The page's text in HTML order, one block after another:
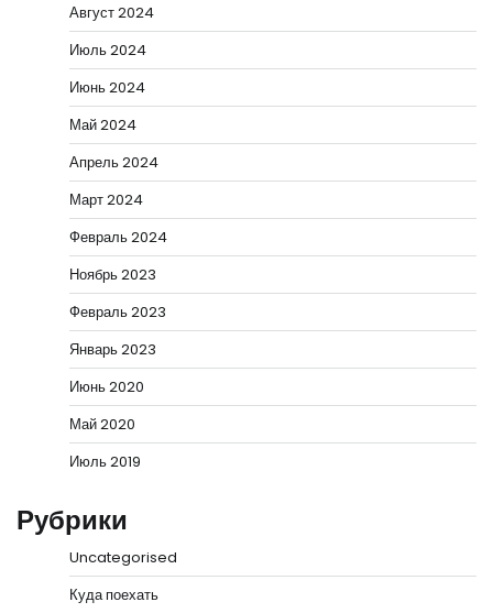
Август 2024
Июль 2024
Июнь 2024
Май 2024
Апрель 2024
Март 2024
Февраль 2024
Ноябрь 2023
Февраль 2023
Январь 2023
Июнь 2020
Май 2020
Июль 2019
Рубрики
Uncategorised
Куда поехать